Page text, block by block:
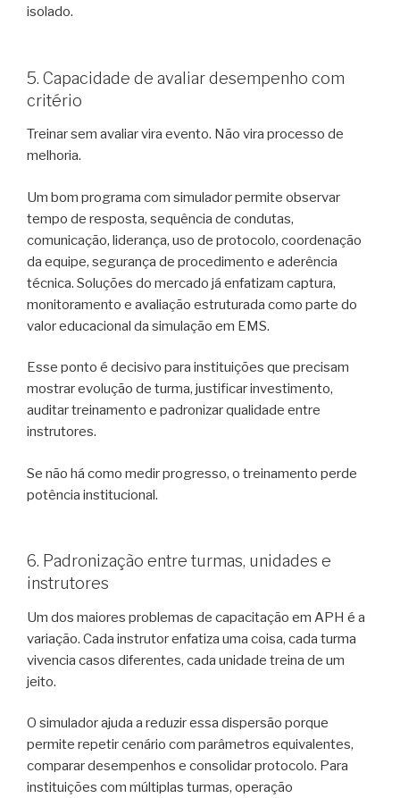
isolado.
5. Capacidade de avaliar desempenho com
critério
Treinar sem avaliar vira evento. Não vira processo de
melhoria.
Um bom programa com simulador permite observar
tempo de resposta, sequência de condutas,
comunicação, liderança, uso de protocolo, coordenação
da equipe, segurança de procedimento e aderência
técnica. Soluções do mercado já enfatizam captura,
monitoramento e avaliação estruturada como parte do
valor educacional da simulação em EMS.
Esse ponto é decisivo para instituições que precisam
mostrar evolução de turma, justificar investimento,
auditar treinamento e padronizar qualidade entre
instrutores.
Se não há como medir progresso, o treinamento perde
potência institucional.
6. Padronização entre turmas, unidades e
instrutores
Um dos maiores problemas de capacitação em APH é a
variação. Cada instrutor enfatiza uma coisa, cada turma
vivencia casos diferentes, cada unidade treina de um
jeito.
O simulador ajuda a reduzir essa dispersão porque
permite repetir cenário com parâmetros equivalentes,
comparar desempenhos e consolidar protocolo. Para
instituições com múltiplas turmas, operação